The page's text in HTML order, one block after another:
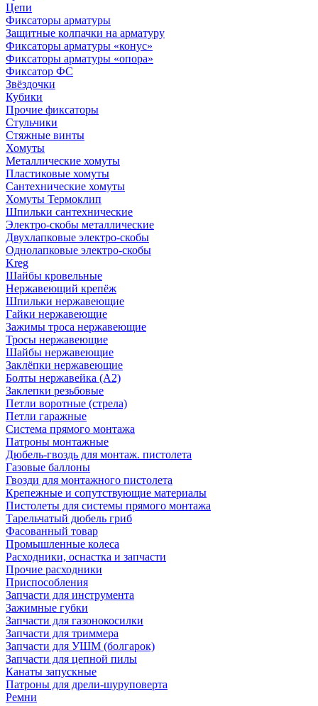
Цепи
Фиксаторы арматуры
Защитные колпачки на арматуру
Фиксаторы арматуры «конус»
Фиксаторы арматуры «опора»
Фиксатор ФС
Звёздочки
Кубики
Прочие фиксаторы
Стульчики
Стяжные винты
Хомуты
Металлические хомуты
Пластиковые хомуты
Сантехнические хомуты
Хомуты Термоклип
Шпильки сантехнические
Электро-скобы металлические
Двухлапковые электро-скобы
Однолапковые электро-скобы
Kreg
Шайбы кровельные
Нержавеющий крепёж
Шпильки нержавеющие
Гайки нержавеющие
Зажимы троса нержавеющие
Тросы нержавеющие
Шайбы нержавеющие
Заклёпки нержавеющие
Болты нержавейка (А2)
Заклепки резьбовые
Петли воротные (стрела)
Петли гаражные
Система прямого монтажа
Патроны монтажные
Дюбель-гвоздь для монтаж. пистолета
Газовые баллоны
Гвозди для монтажного пистолета
Крепежные и сопутствующие материалы
Пистолеты для системы прямого монтажа
Тарельчатый дюбель гриб
Фасованный товар
Промышленные колеса
Расходники, оснастка и запчасти
Прочие расходники
Приспособления
Запчасти для инструмента
Зажимные губки
Запчасти для газонокосилки
Запчасти для триммера
Запчасти для УШМ (болгарок)
Запчасти для цепной пилы
Канаты запускные
Патроны для дрели-шуруповерта
Ремни